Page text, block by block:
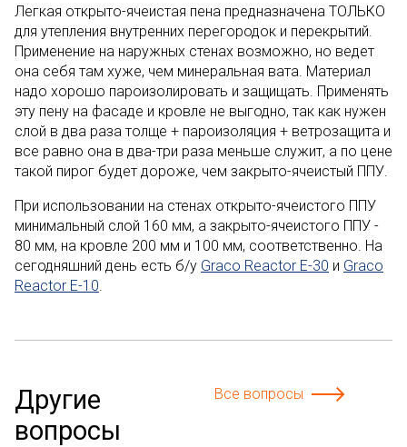
Легкая открыто-ячеистая пена предназначена ТОЛЬКО
для утепления внутренних перегородок и перекрытий.
Применение на наружных стенах возможно, но ведет
она себя там хуже, чем минеральная вата. Материал
надо хорошо пароизолировать и защищать. Применять
эту пену на фасаде и кровле не выгодно, так как нужен
слой в два раза толще + пароизоляция + ветрозащита и
все равно она в два-три раза меньше служит, а по цене
такой пирог будет дороже, чем закрыто-ячеистый ППУ.
При использовании на стенах открыто-ячеистого ППУ
минимальный слой 160 мм, а закрыто-ячеистого ППУ -
80 мм, на кровле 200 мм и 100 мм, соответственно. На
сегодняшний день есть б/у Graco Reactor E-30 и Graco
Reactor E-10.
Другие
вопросы
Все вопросы